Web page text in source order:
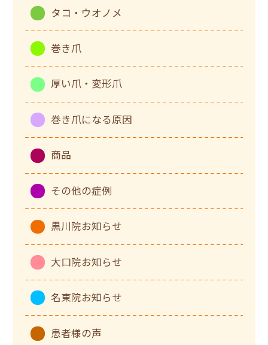
タコ・ウオノメ
巻き爪
厚い爪・変形爪
巻き爪になる原因
商品
その他の症例
黒川院お知らせ
大口院お知らせ
名東院お知らせ
患者様の声